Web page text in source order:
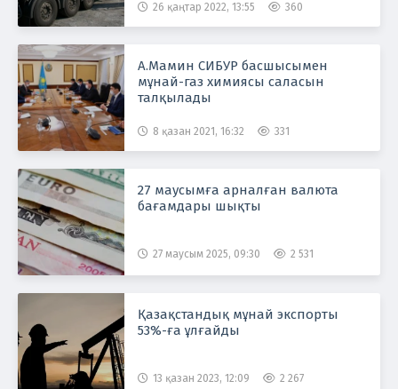
26 қаңтар 2022, 13:55 360
А.Мамин СИБУР басшысымен
мұнай-газ химиясы саласын
талқылады
8 қазан 2021, 16:32 331
27 маусымға арналған валюта
бағамдары шықты
27 маусым 2025, 09:30 2 531
Қазақстандық мұнай экспорты
53%-ға ұлғайды
13 қазан 2023, 12:09 2 267